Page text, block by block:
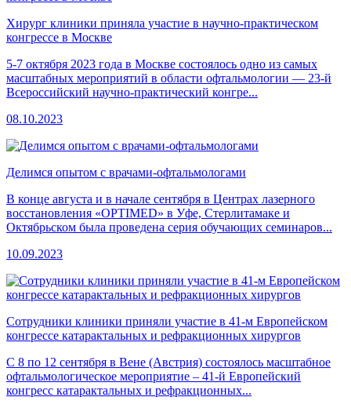
Хирург клиники приняла участие в научно-практическом
конгрессе в Москве
5-7 октября 2023 года в Москве состоялось одно из самых
масштабных мероприятий в области офтальмологии — 23-й
Всероссийский научно-практический конгре...
08.10.2023
Делимся опытом с врачами-офтальмологами
В конце августа и в начале сентября в Центрах лазерного
восстановления «OPTIMED» в Уфе, Стерлитамаке и
Октябрьском была проведена серия обучающих семинаров...
10.09.2023
Сотрудники клиники приняли участие в 41-м Европейском
конгрессе катарактальных и рефракционных хирургов
C 8 по 12 сентября в Вене (Австрия) состоялось масштабное
офтальмологическое мероприятие – 41-й Европейский
конгресс катарактальных и рефракционных...